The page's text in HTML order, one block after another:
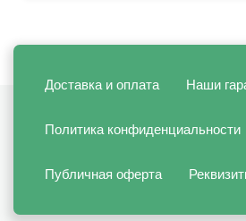
Доставка и оплата Наши
Политика конфиденциальности
Публичная оферта